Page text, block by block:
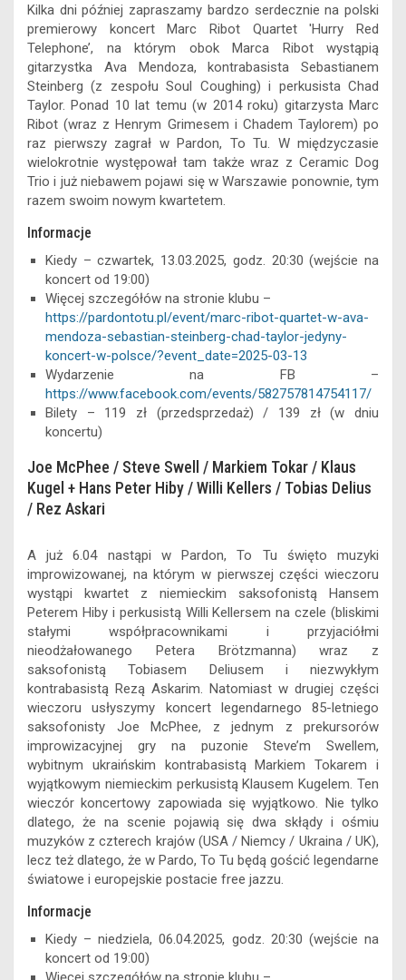
Kilka dni później zapraszamy bardzo serdecznie na polski
premierowy koncert Marc Ribot Quartet 'Hurry Red
Telephone’, na którym obok Marca Ribot wystąpią
gitarzystka Ava Mendoza, kontrabasista Sebastianem
Steinberg (z zespołu Soul Coughing) i perkusista Chad
Taylor. Ponad 10 lat temu (w 2014 roku) gitarzysta Marc
Ribot (wraz z Henrym Grimesem i Chadem Taylorem) po
raz pierwszy zagrał w Pardon, To Tu. W międzyczasie
wielokrotnie występował tam także wraz z Ceramic Dog
Trio i już niebawem pojawi się w Warszawie ponownie, tym
razem swoim nowym kwartetem.
Informacje
Kiedy – czwartek, 13.03.2025, godz. 20:30 (wejście na
koncert od 19:00)
Więcej szczegółów na stronie klubu –
https://pardontotu.pl/event/marc-ribot-quartet-w-ava-
mendoza-sebastian-steinberg-chad-taylor-jedyny-
koncert-w-polsce/?event_date=2025-03-13
Wydarzenie na FB –
https://www.facebook.com/events/582757814754117/
Bilety – 119 zł (przedsprzedaż) / 139 zł (w dniu
koncertu)
Joe McPhee / Steve Swell / Markiem Tokar / Klaus
Kugel + Hans Peter Hiby / Willi Kellers / Tobias Delius
/ Rez Askari
A już 6.04 nastąpi w Pardon, To Tu święto muzyki
improwizowanej, na którym w pierwszej części wieczoru
wystąpi kwartet z niemieckim saksofonistą Hansem
Peterem Hiby i perkusistą Willi Kellersem na czele (bliskimi
stałymi współpracownikami i przyjaciółmi
nieodżałowanego Petera Brötzmanna) wraz z
saksofonistą Tobiasem Deliusem i niezwykłym
kontrabasistą Rezą Askarim. Natomiast w drugiej części
wieczoru usłyszymy koncert legendarnego 85-letniego
saksofonisty Joe McPhee, z jednym z prekursorów
improwizacyjnej gry na puzonie Steve’m Swellem,
wybitnym ukraińskim kontrabasistą Markiem Tokarem i
wyjątkowym niemieckim perkusistą Klausem Kugelem. Ten
wieczór koncertowy zapowiada się wyjątkowo. Nie tylko
dlatego, że na scenie pojawią się dwa skłądy i ośmiu
muzyków z czterech krajów (USA / Niemcy / Ukraina / UK),
lecz też dlatego, że w Pardo, To Tu będą gościć legendarne
światowe i europejskie postacie free jazzu.
Informacje
Kiedy – niedziela, 06.04.2025, godz. 20:30 (wejście na
koncert od 19:00)